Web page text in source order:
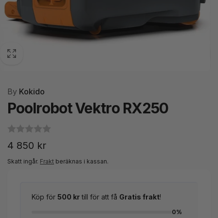
By Kokido
Poolrobot Vektro RX250
Ordinarie
pris
4 850 kr
Skatt ingår. Frakt beräknas i kassan.
Köp för 500 krtill för att få Gratis frakt!
0%